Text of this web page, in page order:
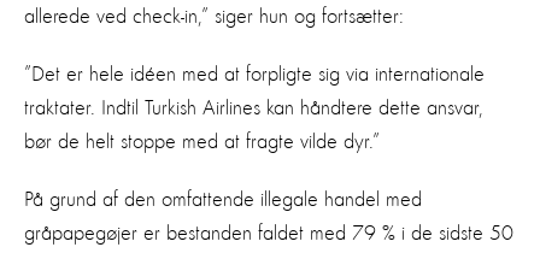
allerede ved check-in,” siger hun og fortsætter:
”Det er hele idéen med at forpligte sig via internationale
traktater. Indtil Turkish Airlines kan håndtere dette ansvar,
bør de helt stoppe med at fragte vilde dyr.”
På grund af den omfattende illegale handel med
gråpapegøjer er bestanden faldet med 79 % i de sidste 50